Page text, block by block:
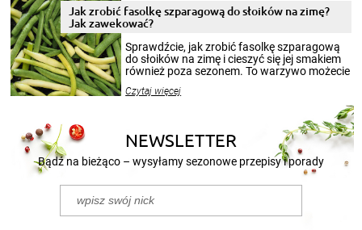
pełni poczuć atmosferę cieplejszych
miesięcy. Przygotowanie słoików ze
smakowitą zawartością musi obejmować
patenty, które pozwolą zachować świeżość
przetworów.
Jak zrobić fasolkę szparagową do słoików na zimę?
Jak zawekować?
Sprawdźcie, jak zrobić fasolkę szparagową
do słoików na zimę i cieszyć się jej smakiem
również poza sezonem. To warzywo możecie
nasze propozycje!
Czytaj więcej
NEWSLETTER
Bądź na bieżąco – wysyłamy sezonowe przepisy i porady